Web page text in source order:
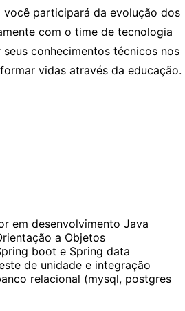
você participará da evolução dos
com o time de tecnologia
conhecimentos técnicos nos
vidas através da educação.
em desenvolvimento Java
a Objetos
boot e Spring data
de unidade e integração
relacional (mysql, postgres